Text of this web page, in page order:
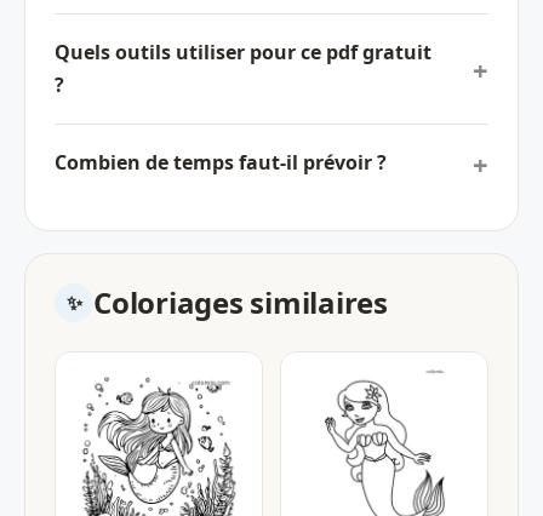
Quels outils utiliser pour ce pdf gratuit
?
Combien de temps faut-il prévoir ?
Coloriages similaires